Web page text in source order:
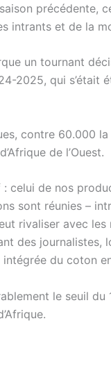
intrants et de la
un tournant
2025, qui s’était
contre 60.000
de l’Ouest.
celui de nos
sont réunies –
rivaliser avec
des journalistes,
du coton
le seuil